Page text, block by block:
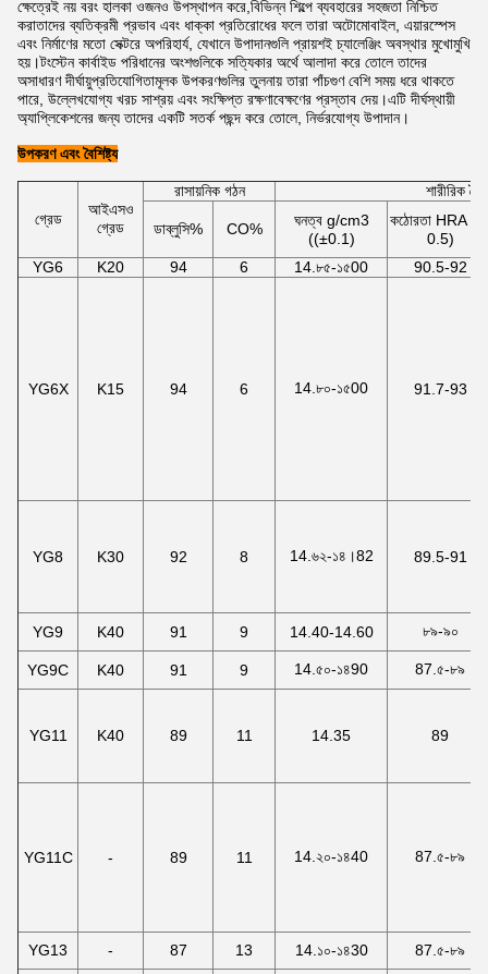
ক্ষেত্রেই নয় বরং হালকা ওজনও উপস্থাপন করে,বিভিন্ন শিল্পে ব্যবহারের সহজতা নিশ্চিত
করাতাদের ব্যতিক্রমী প্রভাব এবং ধাক্কা প্রতিরোধের ফলে তারা অটোমোবাইল, এয়ারস্পেস
এবং নির্মাণের মতো সেক্টরে অপরিহার্য, যেখানে উপাদানগুলি প্রায়শই চ্যালেঞ্জিং অবস্থার মুখোমুখি
হয়।টংস্টেন কার্বাইড পরিধানের অংশগুলিকে সত্যিকার অর্থে আলাদা করে তোলে তাদের
অসাধারণ দীর্ঘায়ুপ্রতিযোগিতামূলক উপকরণগুলির তুলনায় তারা পাঁচগুণ বেশি সময় ধরে থাকতে
পারে, উল্লেখযোগ্য খরচ সাশ্রয় এবং সংক্ষিপ্ত রক্ষণাবেক্ষণের প্রস্তাব দেয়।এটি দীর্ঘস্থায়ী
অ্যাপ্লিকেশনের জন্য তাদের একটি সতর্ক পছন্দ করে তোলে, নির্ভরযোগ্য উপাদান।
উপকরণ এবং বৈশিষ্ট্য
গ্রেড
আইএসও
গ্রেড
রাসায়নিক গঠন শারীরিক
ডাব্লুসি% CO%
ঘনত্ব g/cm3
((±0.1)
কঠোরতা HRA
0.5)
YG6
K20 94 6 14.৮৫-১৫00 90.5-92
YG6X K15 94 6 14.৮০-১৫00 91.7-93
YG8 K30 92 8 14.৬২-১৪।82 89.5-91
YG9 K40 91 9 14.40-14.60 ৮৯-৯০
YG9C K40 91 9 14.৫০-১৪90 87.৫-৮৯
YG11 K40 89 11 14.35 89
YG11C - 89 11 14.২০-১৪40 87.৫-৮৯
YG13 - 87 13 14.১০-১৪30 87.৫-৮৯